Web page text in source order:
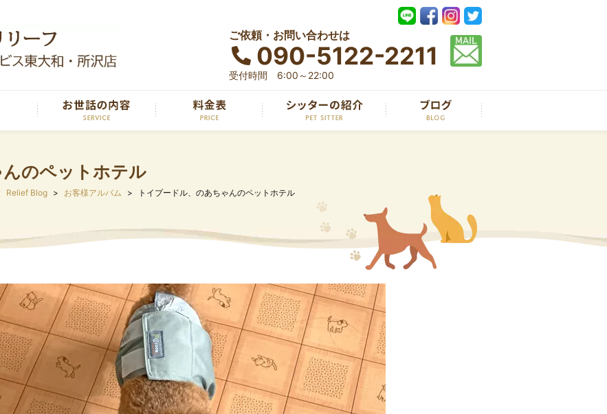
ご依頼・お問い合わせは
090-5122-2211
受付時間 6:00～22:00
のペットホテル
Relief Blog お客様アルバム トイプードル、のあちゃんのペットホテル